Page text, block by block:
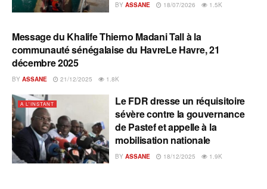
BY ASSANE 18/07/2026 1.5K
A L'INSTANT
Message du Khalife Thierno Madani Tall à la
communauté sénégalaise du HavreLe Havre, 21
décembre 2025
BY ASSANE 21/12/2025 1.8K
A L'INSTANT
Le FDR dresse un réquisitoire
sévère contre la gouvernance
de Pastef et appelle à la
mobilisation nationale
BY ASSANE 18/12/2025 1.9K